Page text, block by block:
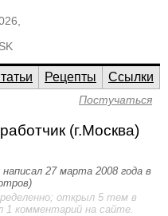
Рецепты
Ссылки
Постучаться
(г.Москва)
написал 27 марта 2008 года в
открыл 5 тем в
1 комментарий на сайте.